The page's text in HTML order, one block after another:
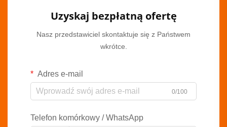
Uzyskaj bezpłatną ofertę
Nasz przedstawiciel skontaktuje się z Państwem
wkrótce.
Adres e-mail
0/100
Telefon komórkowy / WhatsApp